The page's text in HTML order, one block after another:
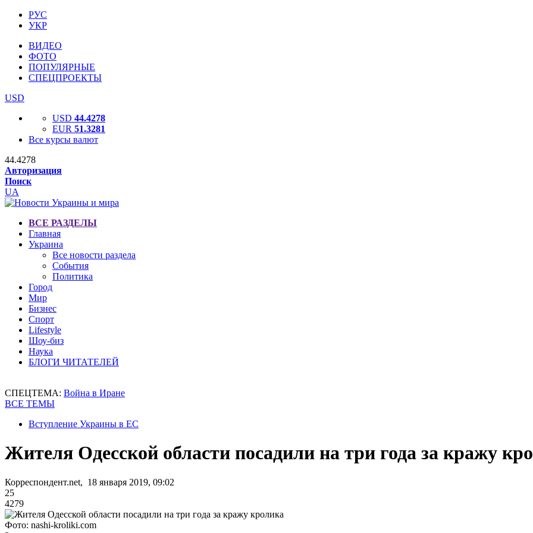
РУС
УКР
ВИДЕО
ФОТО
ПОПУЛЯРНЫЕ
СПЕЦПРОЕКТЫ
USD
USD 44.4278
EUR 51.3281
Все курсы валют
44.4278
Авторизация
Поиск
UA
ВСЕ РАЗДЕЛЫ
Главная
Украина
Все новости раздела
События
Политика
Город
Мир
Бизнес
Спорт
Lifestyle
Шоу-биз
Наука
БЛОГИ ЧИТАТЕЛЕЙ
СПЕЦТЕМА: Война в Иране
ВСЕ ТЕМЫ
Вступление Украины в ЕС
Жителя Одесской области посадили на три года за кражу
Корреспондент.net, 18 января 2019, 09:02
25
4279
Фото: nashi-kroliki.com